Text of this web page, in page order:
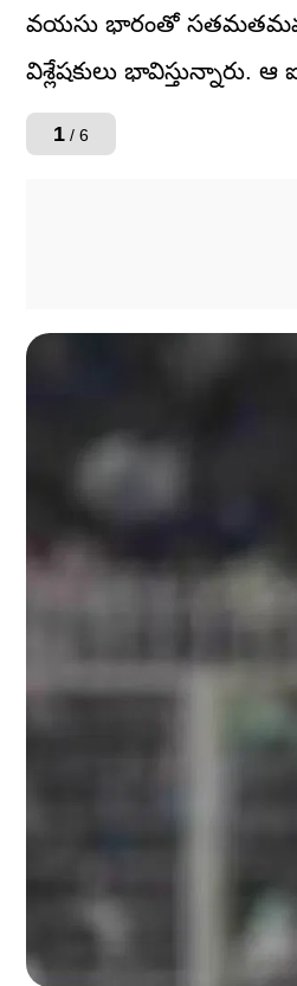
వయసు భారంతో
విశ్లేషకులు భావిస్తున్నారు.
1 / 6